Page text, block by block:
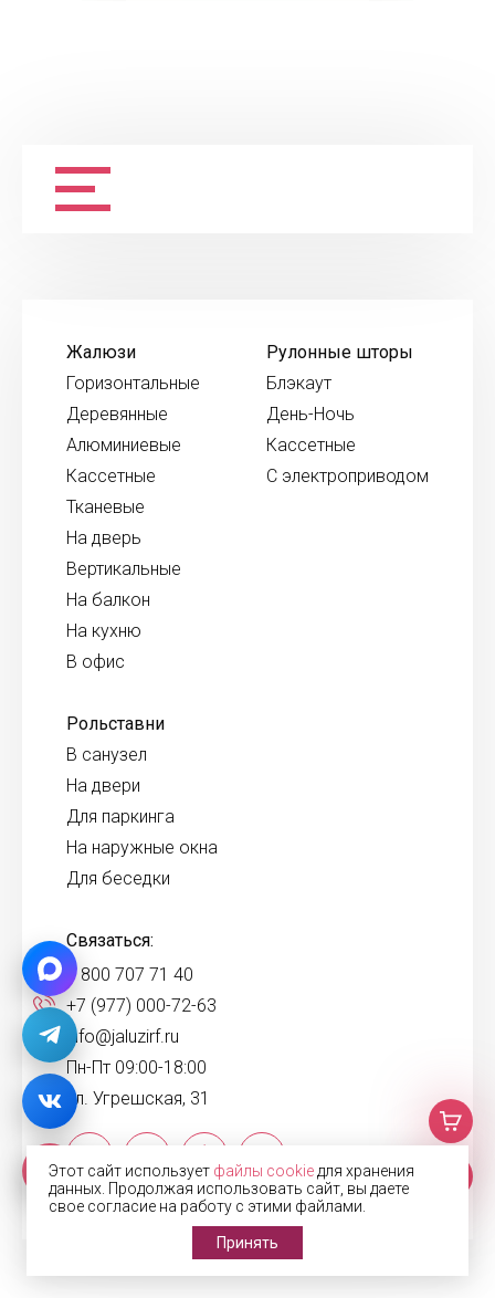
Жалюзи
Горизонтальные
Деревянные
Алюминиевые
Кассетные
Тканевые
На дверь
Вертикальные
На балкон
На кухню
В офис
Рулонные шторы
Блэкаут
День-Ночь
Кассетные
С электроприводом
Рольставни
В санузел
На двери
Для паркинга
На наружные окна
Для беседки
Связаться:
8 800 707 71 40
+7 (977) 000-72-63
info@jaluzirf.ru
Пн-Пт 09:00-18:00
ул. Угрешская, 31
Этот сайт использует файлы cookie для хранения
данных. Продолжая использовать сайт, вы даете
свое согласие на работу с этими файлами.
Принять